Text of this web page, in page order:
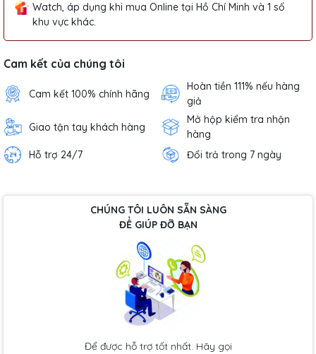
Watch, áp dụng khi mua Online tại Hồ Chí Minh và 1 số
khu vực khác.
Cam kết của chúng tôi
Cam kết 100% chính hãng
Hoàn tiền 111% nếu hàng
giả
Giao tận tay khách hàng
Mở hộp kiểm tra nhận
hàng
Hỗ trợ 24/7
Đổi trả trong 7 ngày
CHÚNG TÔI LUÔN SẴN SÀNG
ĐỂ GIÚP ĐỠ BẠN
Để được hỗ trợ tốt nhất. Hãy gọi